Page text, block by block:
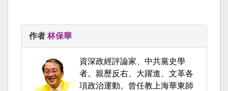
作者 林保華
資深政經評論家、中共黨史學
者。親歷反右、大躍進、文革各
項政治運動。曾任教上海華東師